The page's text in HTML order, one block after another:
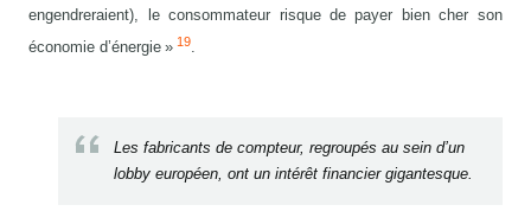
engendreraient), le consommateur risque de payer bien cher son
économie d’énergie »19.
Les fabricants de compteur, regroupés au sein d’un
lobby européen, ont un intérêt financier gigantesque.